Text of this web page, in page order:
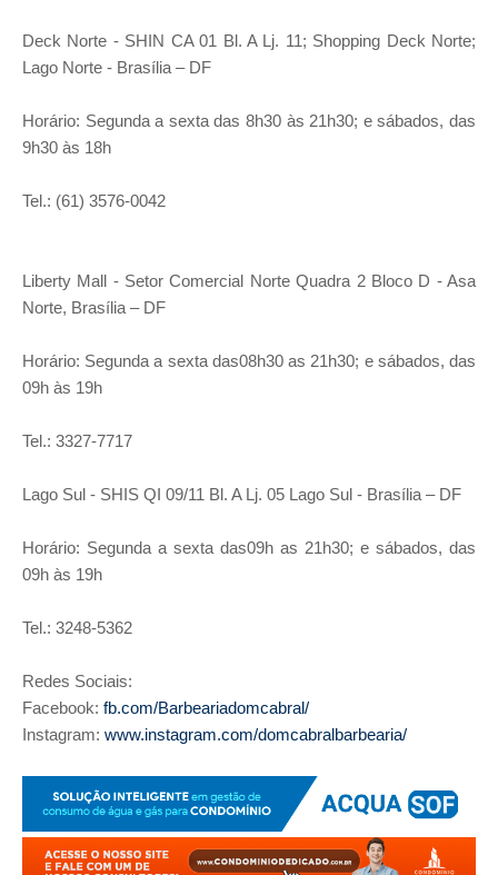
Deck Norte - SHIN CA 01 Bl. A Lj. 11; Shopping Deck Norte;
Lago Norte - Brasília – DF
Horário: Segunda a sexta das 8h30 às 21h30; e sábados, das
9h30 às 18h
Tel.: (61) 3576-0042
Liberty Mall - Setor Comercial Norte Quadra 2 Bloco D - Asa
Norte, Brasília – DF
Horário: Segunda a sexta das08h30 as 21h30; e sábados, das
09h às 19h
Tel.: 3327-7717
Lago Sul - SHIS QI 09/11 Bl. A Lj. 05 Lago Sul - Brasília – DF
Horário: Segunda a sexta das09h as 21h30; e sábados, das
09h às 19h
Tel.: 3248-5362
Redes Sociais:
Facebook: fb.com/Barbeariadomcabral/
Instagram: www.instagram.com/domcabralbarbearia/